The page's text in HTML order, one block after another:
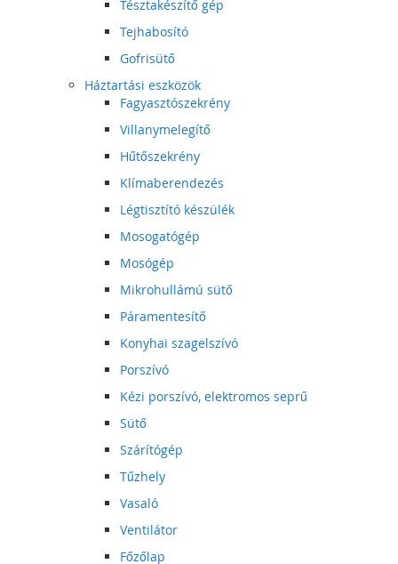
Tésztakészítő gép
Tejhabosító
Gofrisütő
Háztartási eszközök
Fagyasztószekrény
Villanymelegítő
Hűtőszekrény
Klímaberendezés
Légtisztító készülék
Mosogatógép
Mosógép
Mikrohullámú sütő
Páramentesítő
Konyhai szagelszívó
Porszívó
Kézi porszívó, elektromos seprű
Sütő
Szárítógép
Tűzhely
Vasaló
Ventilátor
Főzőlap